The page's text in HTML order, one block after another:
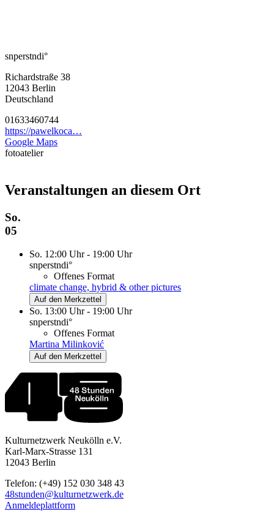
snperstndi°
Richardstraße 38
12043 Berlin
Deutschland
01633460744
https://pawelkoca…
Google Maps
fotoatelier
Veranstaltungen an diesem Ort
So.
05
So. 12:00 Uhr - 19:00 Uhr
snperstndi°
Offenes Format
climate change, hybrid & other pictures
Auf den Merkzettel
So. 13:00 Uhr - 19:00 Uhr
snperstndi°
Offenes Format
Martina Milinković
Auf den Merkzettel
Kulturnetzwerk Neukölln e.V.
Karl-Marx-Strasse 131
12043 Berlin
Telefon: (+49) 152 030 348 43
48stunden@kulturnetzwerk.de
Anmeldeplattform